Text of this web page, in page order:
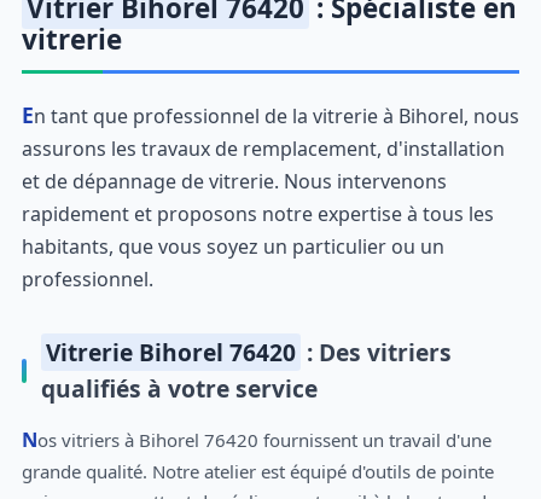
Vitrier Bihorel 76420 : Spécialiste en
vitrerie
En tant que professionnel de la vitrerie à Bihorel, nous
assurons les travaux de remplacement, d'installation
et de dépannage de vitrerie. Nous intervenons
rapidement et proposons notre expertise à tous les
habitants, que vous soyez un particulier ou un
professionnel.
Vitrerie Bihorel 76420 : Des vitriers
qualifiés à votre service
Nos vitriers à Bihorel 76420 fournissent un travail d'une
grande qualité. Notre atelier est équipé d'outils de pointe